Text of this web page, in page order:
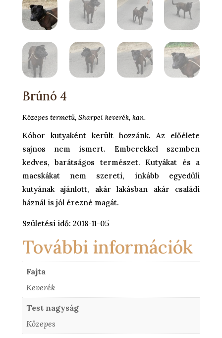
Brúnó 4
Közepes termetű, Sharpei keverék, kan.
Kóbor kutyaként került hozzánk. Az előélete
sajnos nem ismert. Emberekkel szemben
kedves, barátságos természet. Kutyákat és a
macskákat nem szereti, inkább egyedüli
kutyának ajánlott, akár lakásban akár családi
háznál is jól érezné magát.
Születési idő: 2018-11-05
További információk
Fajta
Keverék
Test nagyság
Közepes